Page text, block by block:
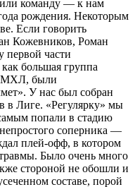
команду — к нам
рождения. Некоторым
Если говорить
Кожевников, Роман
первой части
большая группа
МХЛ, были
У нас был собран
в Лиге. «Регулярку» мы
попали в стадию
соперника —
плей-офф, в котором
Было очень много
стороной не обошли и
составе, порой